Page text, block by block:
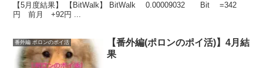
【5月度結果】 【BitWalk】 BitWalk 0.00009032 Bit =342
円 前月 +92円 ...
番外編 ポロンのポイ活
【番外編(ポロンのポイ活)】4月結
果